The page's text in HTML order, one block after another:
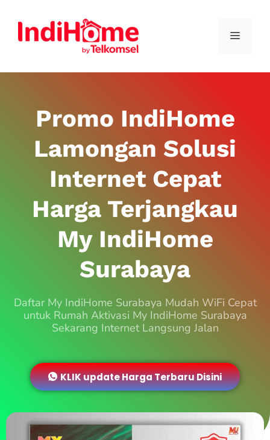
Promo IndiHome
Lamongan Solusi
Internet Cepat
Harga Terjangkau
My IndiHome
Surabaya
Daftar My IndiHome Surabaya Mudah WiFi Cepat
untuk Rumah Aktivasi My IndiHome Surabaya
Sekarang Internet Langsung Jalan
KLIK update Harga Terbaru Disini